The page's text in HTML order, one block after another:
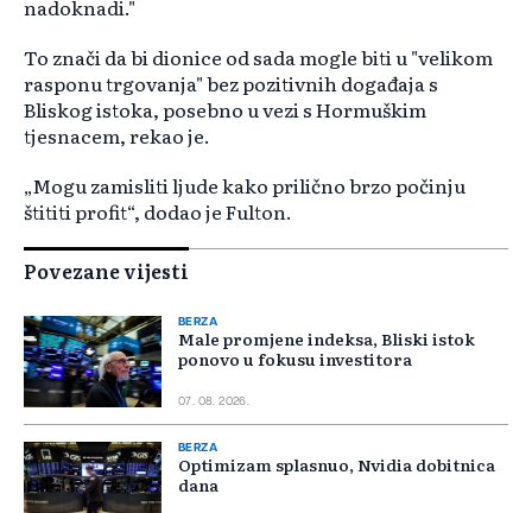
nadoknadi."
To znači da bi dionice od sada mogle biti u "velikom
rasponu trgovanja" bez pozitivnih događaja s
Bliskog istoka, posebno u vezi s Hormuškim
tjesnacem, rekao je.
„Mogu zamisliti ljude kako prilično brzo počinju
štititi profit“, dodao je Fulton.
Povezane vijesti
BERZA
Male promjene indeksa, Bliski istok
ponovo u fokusu investitora
07. 08. 2026.
BERZA
Optimizam splasnuo, Nvidia dobitnica
dana